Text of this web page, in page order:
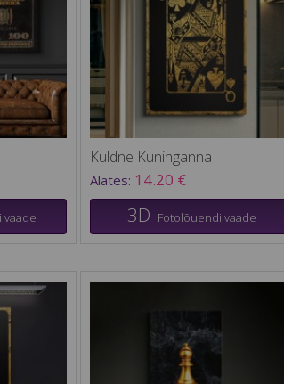
vaade
Kuldne Kuninganna
Alates: 14.20 €
3D Fotolõuendi vaade